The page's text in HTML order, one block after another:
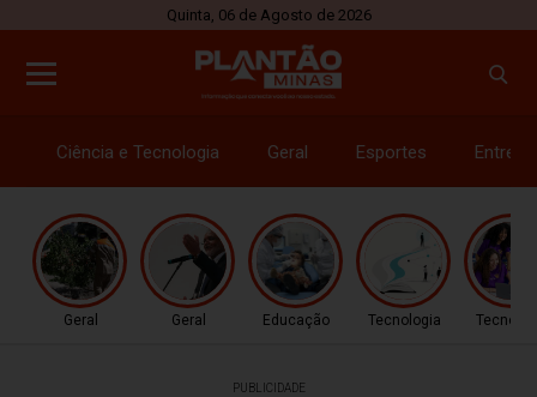
Quinta, 06 de Agosto de 2026
Ciência e Tecnologia Geral Esportes
Geral Geral Educação Tecnologia
PUBLICIDADE